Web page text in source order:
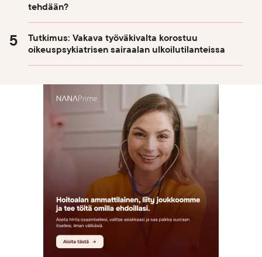
tehdään?
Tutkimus: Vakava työväkivalta korostuu
oikeuspsykiatrisen sairaalan ulkoilutilanteissa